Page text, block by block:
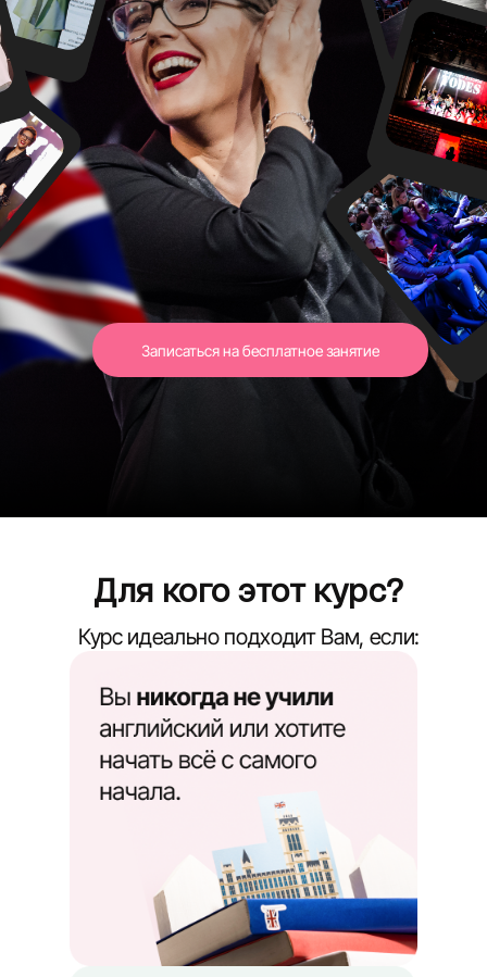
Записаться на бесплатное занятие
Для кого этот курс?
Курс идеально подходит Вам, если: